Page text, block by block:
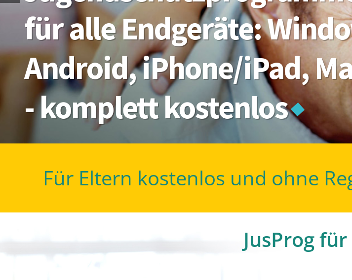
- komplett kostenlos
Android, iPhone/iPad,
für alle Endgeräte:
Für Eltern kostenlos und ohne
JusProg